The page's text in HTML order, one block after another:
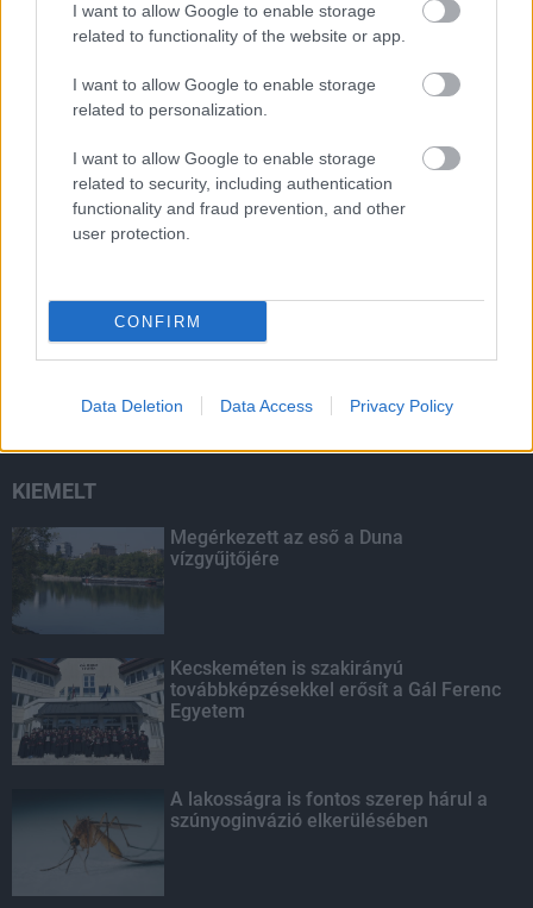
I want to allow Google to enable storage
related to functionality of the website or app.
I want to allow Google to enable storage
related to personalization.
I want to allow Google to enable storage
related to security, including authentication
functionality and fraud prevention, and other
user protection.
CONFIRM
Data Deletion Data Access Privacy Policy
LEGOLVASOTTABB
Paks II.: Mit jelent az 5. blokk új
mérföldköve a felülvizsgálat
árnyékában?
Fontos a postaládákba költöző
széncinegék védelme
Amire többmillióan vártunk: szombattól
másodfokúra csökken a riasztás
KIEMELT
Megérkezett az eső a Duna
vízgyűjtőjére
Kecskeméten is szakirányú
továbbképzésekkel erősít a Gál Ferenc
Egyetem
A lakosságra is fontos szerep hárul a
szúnyoginvázió elkerülésében